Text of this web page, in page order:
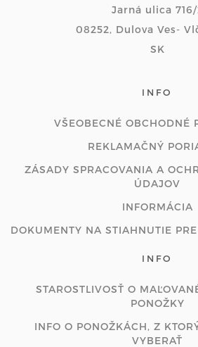
Jarná ulica
08252, Dulova Ves-
SK
INFO
VŠEOBECNÉ OBCHODNÉ
REKLAMAČNÝ
ZÁSADY SPRACOVANIA A
ÚDAJOV
INFORMÁCIA
DOKUMENTY NA STIAHNUTIE
INFO
STAROSTLIVOSŤ O
PONOŽKY
INFO O PONOŽKÁCH, Z
VYBERAŤ